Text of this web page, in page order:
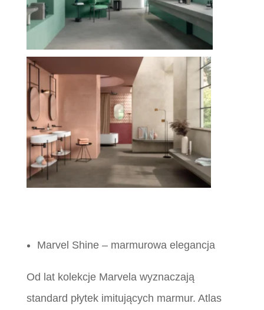
Marvel Shine – marmurowa elegancja
Od lat kolekcje Marvela wyznaczają
standard płytek imitujących marmur. Atlas